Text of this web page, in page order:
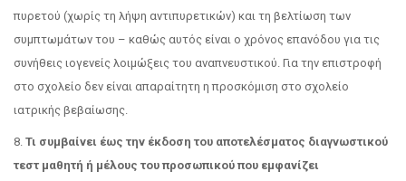
πυρετού (χωρίς τη λήψη αντιπυρετικών) και τη βελτίωση των
συμπτωμάτων του – καθώς αυτός είναι ο χρόνος επανόδου για τις
συνήθεις ιογενείς λοιμώξεις του αναπνευστικού. Για την επιστροφή
στο σχολείο δεν είναι απαραίτητη η προσκόμιση στο σχολείο
ιατρικής βεβαίωσης.
8. Τι συμβαίνει έως την έκδοση του αποτελέσματος διαγνωστικού
τεστ μαθητή ή μέλους του προσωπικού που εμφανίζει